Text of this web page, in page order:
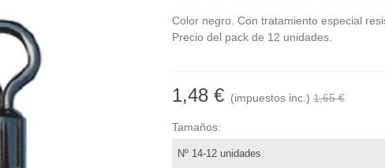
Color negro. Con tratamiento especial
Precio del pack de 12 unidades.
1,48 € (impuestos inc.) 1,65 €
Tamaños: